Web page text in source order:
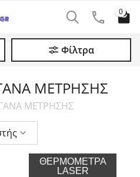
0
Φίλτρα
ΜΕΤΡΗΣΗΣ
ΜΕΤΡΗΣΗΣ
ΘΕΡΜΌΜΕΤΡΑ
LASER